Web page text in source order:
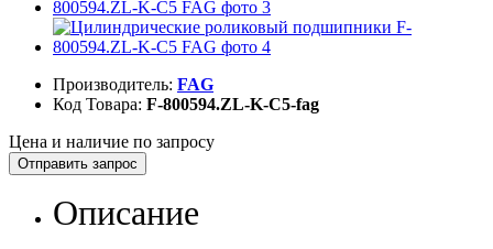
Производитель: FAG
Код Товара: F-800594.ZL-K-C5-fag
Цена и наличие по запросу
Отправить запрос
Описание